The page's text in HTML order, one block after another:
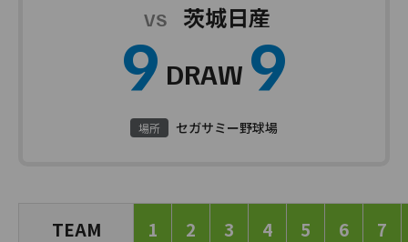
茨城日産
9 DRAW 9
場所 セガサミー野球場
TEAM 1 2 3 4 5 6 7